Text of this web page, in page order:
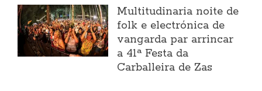
Multitudinaria noite de
folk e electrónica de
vangarda par arrincar
a 41ª Festa da
Carballeira de Zas